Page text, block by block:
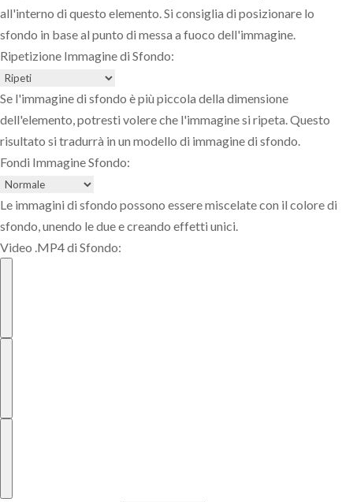
all'interno di questo elemento. Si consiglia di posizionare lo
sfondo in base al punto di messa a fuoco dell'immagine.
Ripetizione Immagine di Sfondo:
Se l'immagine di sfondo è più piccola della dimensione
dell'elemento, potresti volere che l'immagine si ripeta. Questo
risultato si tradurrà in un modello di immagine di sfondo.
Fondi Immagine Sfondo:
Le immagini di sfondo possono essere miscelate con il colore di
sfondo, unendo le due e creando effetti unici.
Video .MP4 di Sfondo: